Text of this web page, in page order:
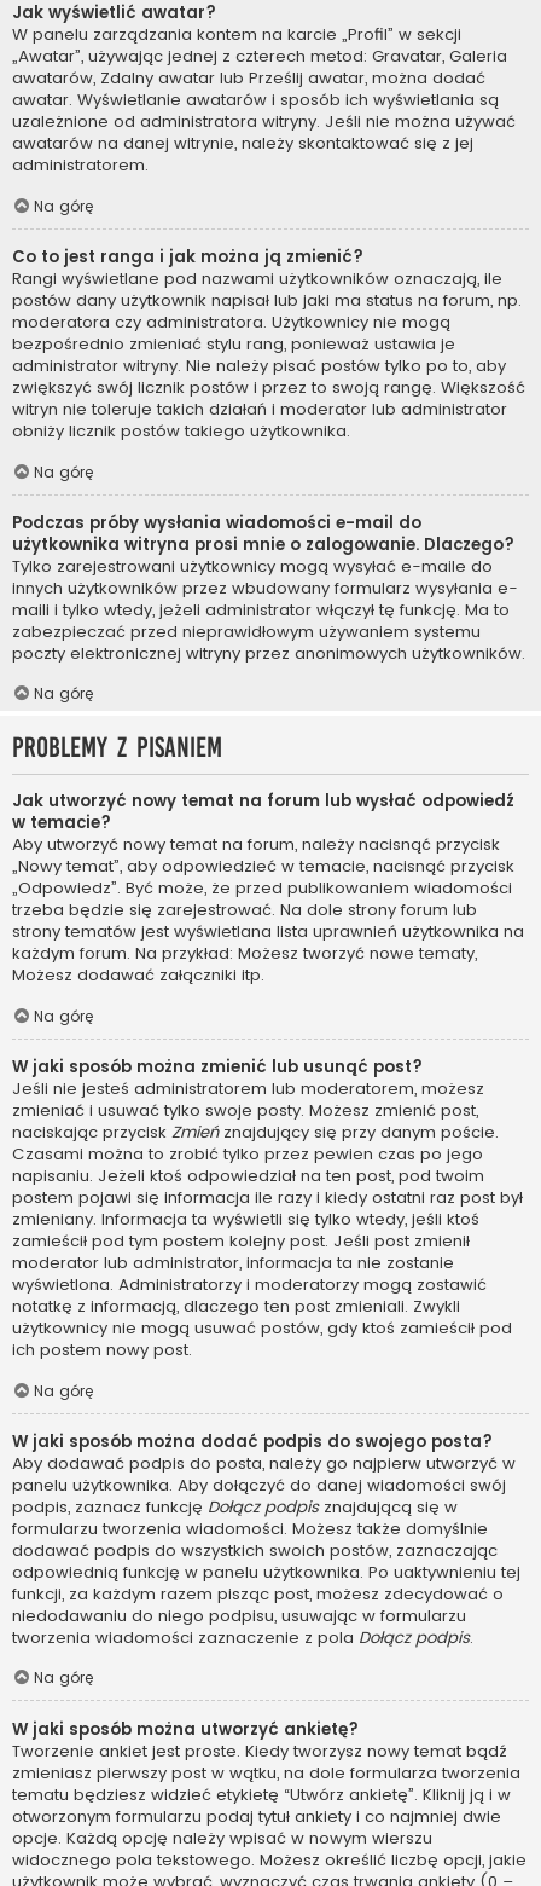
Jak wyświetlić awatar?
W panelu zarządzania kontem na karcie „Profil” w sekcji
„Awatar”, używając jednej z czterech metod: Gravatar, Galeria
awatarów, Zdalny awatar lub Prześlij awatar, można dodać
awatar. Wyświetlanie awatarów i sposób ich wyświetlania są
uzależnione od administratora witryny. Jeśli nie można używać
awatarów na danej witrynie, należy skontaktować się z jej
administratorem.
Na górę
Co to jest ranga i jak można ją zmienić?
Rangi wyświetlane pod nazwami użytkowników oznaczają, ile
postów dany użytkownik napisał lub jaki ma status na forum, np.
moderatora czy administratora. Użytkownicy nie mogą
bezpośrednio zmieniać stylu rang, ponieważ ustawia je
administrator witryny. Nie należy pisać postów tylko po to, aby
zwiększyć swój licznik postów i przez to swoją rangę. Większość
witryn nie toleruje takich działań i moderator lub administrator
obniży licznik postów takiego użytkownika.
Na górę
Podczas próby wysłania wiadomości e-mail do
użytkownika witryna prosi mnie o zalogowanie. Dlaczego?
Tylko zarejestrowani użytkownicy mogą wysyłać e-maile do
innych użytkowników przez wbudowany formularz wysyłania e-
maili i tylko wtedy, jeżeli administrator włączył tę funkcję. Ma to
zabezpieczać przed nieprawidłowym używaniem systemu
poczty elektronicznej witryny przez anonimowych użytkowników.
Na górę
Problemy z pisaniem
Jak utworzyć nowy temat na forum lub wysłać odpowiedź
w temacie?
Aby utworzyć nowy temat na forum, należy nacisnąć przycisk
„Nowy temat”, aby odpowiedzieć w temacie, nacisnąć przycisk
„Odpowiedz”. Być może, że przed publikowaniem wiadomości
trzeba będzie się zarejestrować. Na dole strony forum lub
strony tematów jest wyświetlana lista uprawnień użytkownika na
każdym forum. Na przykład: Możesz tworzyć nowe tematy,
Możesz dodawać załączniki itp.
Na górę
W jaki sposób można zmienić lub usunąć post?
Jeśli nie jesteś administratorem lub moderatorem, możesz
zmieniać i usuwać tylko swoje posty. Możesz zmienić post,
naciskając przycisk Zmieńznajdujący się przy danym poście.
Czasami można to zrobić tylko przez pewien czas po jego
napisaniu. Jeżeli ktoś odpowiedział na ten post, pod twoim
postem pojawi się informacja ile razy i kiedy ostatni raz post był
zmieniany. Informacja ta wyświetli się tylko wtedy, jeśli ktoś
zamieścił pod tym postem kolejny post. Jeśli post zmienił
moderator lub administrator, informacja ta nie zostanie
wyświetlona. Administratorzy i moderatorzy mogą zostawić
notatkę z informacją, dlaczego ten post zmieniali. Zwykli
użytkownicy nie mogą usuwać postów, gdy ktoś zamieścił pod
ich postem nowy post.
Na górę
W jaki sposób można dodać podpis do swojego posta?
Aby dodawać podpis do posta, należy go najpierw utworzyć w
panelu użytkownika. Aby dołączyć do danej wiadomości swój
podpis, zaznacz funkcję Dołącz podpisznajdującą się w
formularzu tworzenia wiadomości. Możesz także domyślnie
dodawać podpis do wszystkich swoich postów, zaznaczając
odpowiednią funkcję w panelu użytkownika. Po uaktywnieniu tej
funkcji, za każdym razem pisząc post, możesz zdecydować o
niedodawaniu do niego podpisu, usuwając w formularzu
tworzenia wiadomości zaznaczenie z pola Dołącz podpis.
Na górę
W jaki sposób można utworzyć ankietę?
Tworzenie ankiet jest proste. Kiedy tworzysz nowy temat bądź
zmieniasz pierwszy post w wątku, na dole formularza tworzenia
tematu będziesz widzieć etykietę “Utwórz ankietę”. Kliknij ją i w
otworzonym formularzu podaj tytuł ankiety i co najmniej dwie
opcje. Każdą opcję należy wpisać w nowym wierszu
widocznego pola tekstowego. Możesz określić liczbę opcji, jakie
użytkownik może wybrać, wyznaczyć czas trwania ankiety (0 –